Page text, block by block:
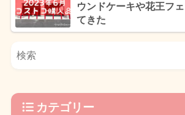
ウンドケーキや花王フ
てきた
カテゴリー